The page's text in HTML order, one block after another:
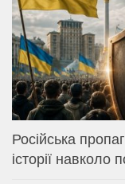
Російська
історії навколо